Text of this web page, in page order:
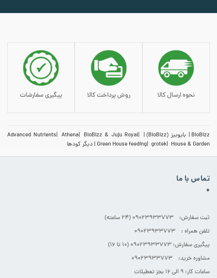
نحوه ارسال کالا روش پرداخت کالا پیگیری سفارشات
BioBizz بایوبیز (BioBizz) Advanced Nutrients Athena
BioBizz & Juju Royal
Green House feeding grotek House & Garden دیگر کودها
تماس با ما
+
ثبت سفارش: 09023933773 (۲۴ ساعته)
تلفن همراه : 09023933773
پیگیری سفارش: 09023933773 (۱۰ تا ۱۶)
مشاوره خرید: 09023933773
ساعات کار: ۹ الی ۱۶ بجز تعطیلات